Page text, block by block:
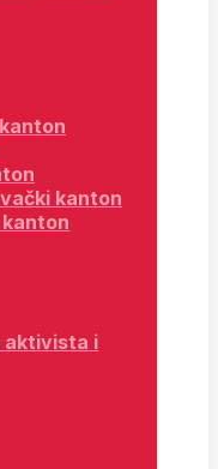
kanton
aktivista i